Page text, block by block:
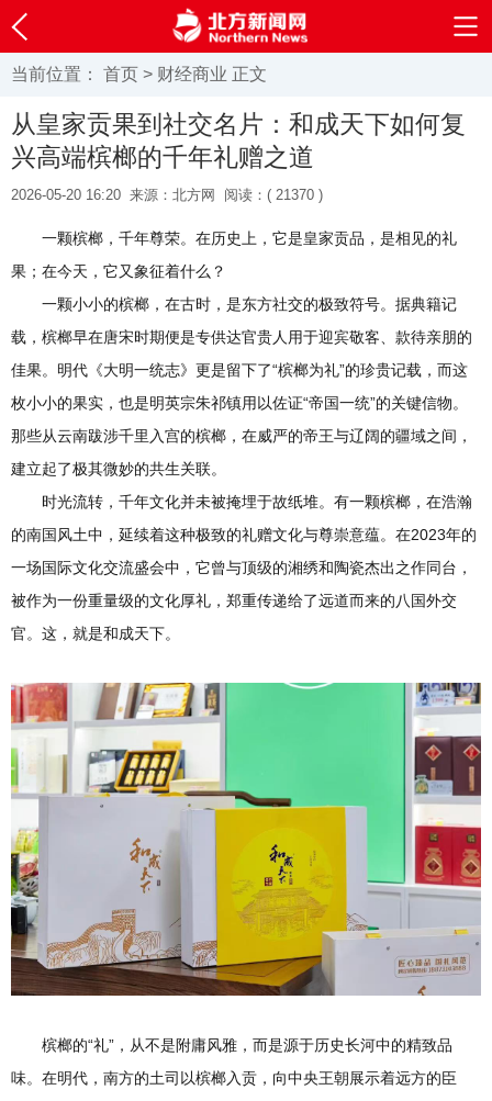
当前位置： 首页 > 财经商业 正文
从皇家贡果到社交名片：和成天下如何复
兴高端槟榔的千年礼赠之道
2026-05-20 16:20 来源：北方网 阅读：( 21370 )
一颗槟榔，千年尊荣。在历史上，它是皇家贡品，是相见的礼
果；在今天，它又象征着什么？
一颗小小的槟榔，在古时，是东方社交的极致符号。据典籍记
载，槟榔早在唐宋时期便是专供达官贵人用于迎宾敬客、款待亲朋的
佳果。明代《大明一统志》更是留下了“槟榔为礼”的珍贵记载，而这
枚小小的果实，也是明英宗朱祁镇用以佐证“帝国一统”的关键信物。
那些从云南跋涉千里入宫的槟榔，在威严的帝王与辽阔的疆域之间，
建立起了极其微妙的共生关联。
时光流转，千年文化并未被掩埋于故纸堆。有一颗槟榔，在浩瀚
的南国风土中，延续着这种极致的礼赠文化与尊崇意蕴。在2023年的
一场国际文化交流盛会中，它曾与顶级的湘绣和陶瓷杰出之作同台，
被作为一份重量级的文化厚礼，郑重传递给了远道而来的八国外交
官。这，就是和成天下。
槟榔的“礼”，从不是附庸风雅，而是源于历史长河中的精致品
味。在明代，南方的土司以槟榔入贡，向中央王朝展示着远方的臣